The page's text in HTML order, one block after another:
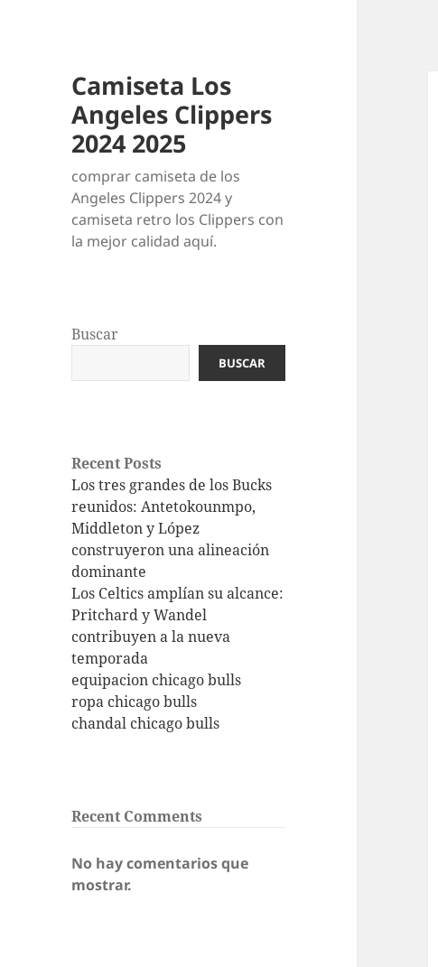
Camiseta Los
Angeles Clippers
2024 2025
comprar camiseta de los
Angeles Clippers 2024 y
camiseta retro los Clippers con
la mejor calidad aquí.
Buscar
BUSCAR
Recent Posts
Los tres grandes de los Bucks
reunidos: Antetokounmpo,
Middleton y López
construyeron una alineación
dominante
Los Celtics amplían su alcance:
Pritchard y Wandel
contribuyen a la nueva
temporada
equipacion chicago bulls
ropa chicago bulls
chandal chicago bulls
Recent Comments
No hay comentarios que
mostrar.